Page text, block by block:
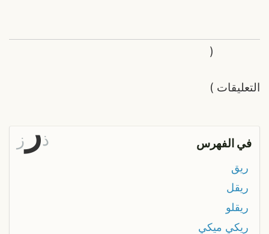
التعليقات
(
)
في الفهرس ذر ز
ريق
ريقل
ريقلو
ريكي ميكي